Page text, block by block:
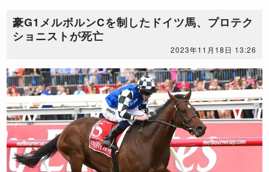
豪G1メルボルンCを制したドイツ馬、プロテク
ショニストが死亡
2023年11月18日 13:26